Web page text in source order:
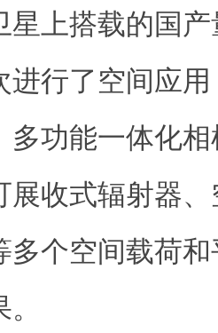
搭载的国产
进行了空间应
多功能一体化
展收式辐射器
多个空间载荷